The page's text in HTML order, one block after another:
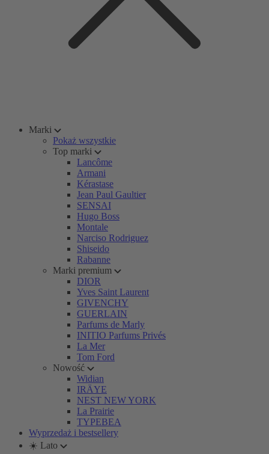
Marki
Pokaż wszystkie
Top marki
Lancôme
Armani
Kérastase
Jean Paul Gaultier
SENSAI
Hugo Boss
Montale
Narciso Rodriguez
Shiseido
Rabanne
Marki premium
DIOR
Yves Saint Laurent
GIVENCHY
GUERLAIN
Parfums de Marly
INITIO Parfums Privés
La Mer
Tom Ford
Nowość
Widian
IRÄYE
NEST NEW YORK
La Prairie
TYPEBEA
Wyprzedaż i bestsellery
☀️ Lato